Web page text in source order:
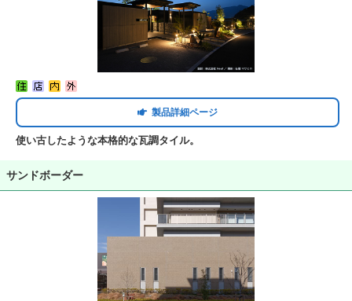
製品詳細ページ
使い古したような本格的な瓦調タイル。
サンドボーダー